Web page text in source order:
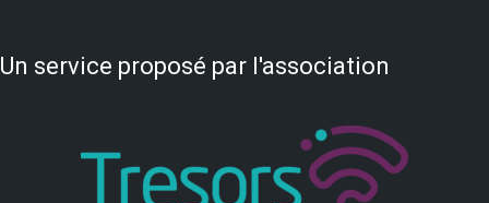
Un service proposé par l'association